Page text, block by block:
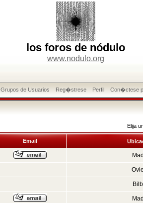
los foros de nódulo
www.nodulo.org
Grupos de Usuarios Reg�strese Perfil Con�ctese
Elija
Email